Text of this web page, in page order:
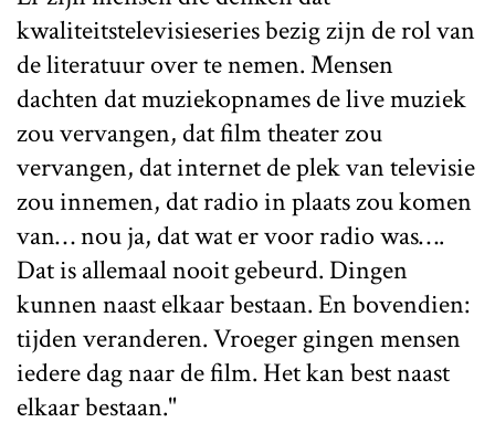
kwaliteitstelevisieseries bezig zijn de rol van
de literatuur over te nemen. Mensen
dachten dat muziekopnames de live muziek
zou vervangen, dat film theater zou
vervangen, dat internet de plek van televisie
zou innemen, dat radio in plaats zou komen
van… nou ja, dat wat er voor radio was….
Dat is allemaal nooit gebeurd. Dingen
kunnen naast elkaar bestaan. En bovendien:
tijden veranderen. Vroeger gingen mensen
iedere dag naar de film. Het kan best naast
elkaar bestaan."